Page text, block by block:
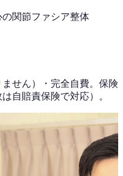
の関節ファシア整体
せん） ・ 完全自費。保険
自賠責保険で対応）。